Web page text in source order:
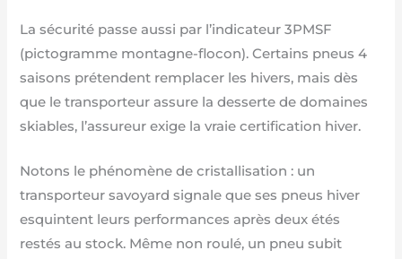
La sécurité passe aussi par l’indicateur 3PMSF
(pictogramme montagne-flocon). Certains pneus 4
saisons prétendent remplacer les hivers, mais dès
que le transporteur assure la desserte de domaines
skiables, l’assureur exige la vraie certification hiver.
Notons le phénomène de cristallisation : un
transporteur savoyard signale que ses pneus hiver
esquintent leurs performances après deux étés
restés au stock. Même non roulé, un pneu subit